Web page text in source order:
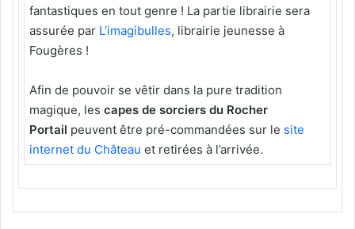
fantastiques en tout genre ! La partie librairie sera
assurée par L’imagibulles, librairie jeunesse à
Fougères !
Afin de pouvoir se vêtir dans la pure tradition
magique, les capes de sorciers du Rocher
Portail peuvent être pré-commandées sur le site
internet du Château et retirées à l’arrivée.